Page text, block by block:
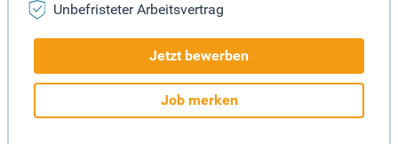
Unbefristeter Arbeitsvertrag
Jetzt bewerben
Job merken